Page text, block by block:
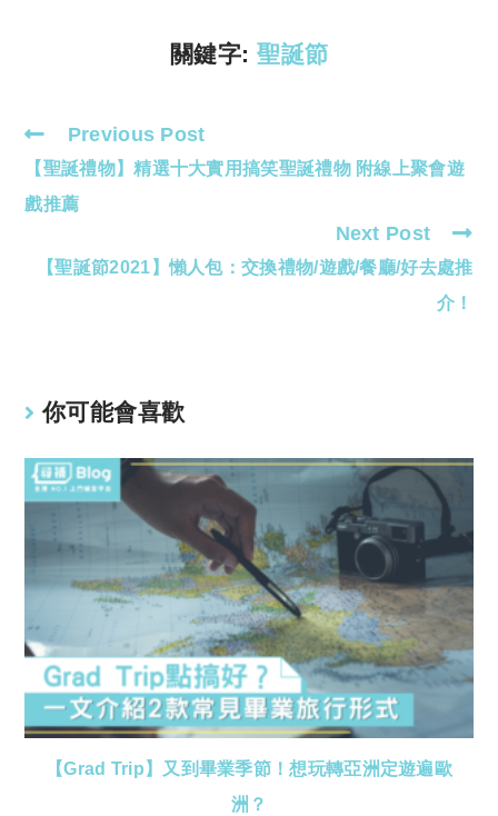
關鍵字: 聖誕節
Read
more
articles
Previous Post
【聖誕禮物】精選十大實用搞笑聖誕禮物 附線上聚會遊
戲推薦
Next Post
【聖誕節2021】懶人包：交換禮物/遊戲/餐廳/好去處推
介！
你可能會喜歡
【Grad Trip】又到畢業季節！想玩轉亞洲定遊遍歐
洲？